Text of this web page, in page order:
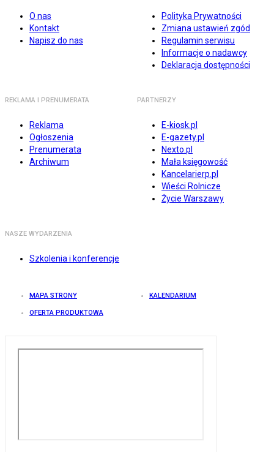
O nas
Kontakt
Napisz do nas
Polityka Prywatności
Zmiana ustawień zgód
Regulamin serwisu
Informacje o nadawcy
Deklaracja dostępności
REKLAMA I PRENUMERATA
Reklama
Ogłoszenia
Prenumerata
Archiwum
PARTNERZY
E-kiosk.pl
E-gazety.pl
Nexto.pl
Mała księgowość
Kancelarierp.pl
Wieści Rolnicze
Życie Warszawy
NASZE WYDARZENIA
Szkolenia i konferencje
MAPA STRONY KALENDARIUM
OFERTA PRODUKTOWA